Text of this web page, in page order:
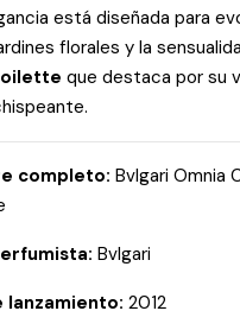
está diseñada para
florales y la
que destaca por su
completo: Bvlgari Omnia
Bvlgari
lanzamiento: 2012